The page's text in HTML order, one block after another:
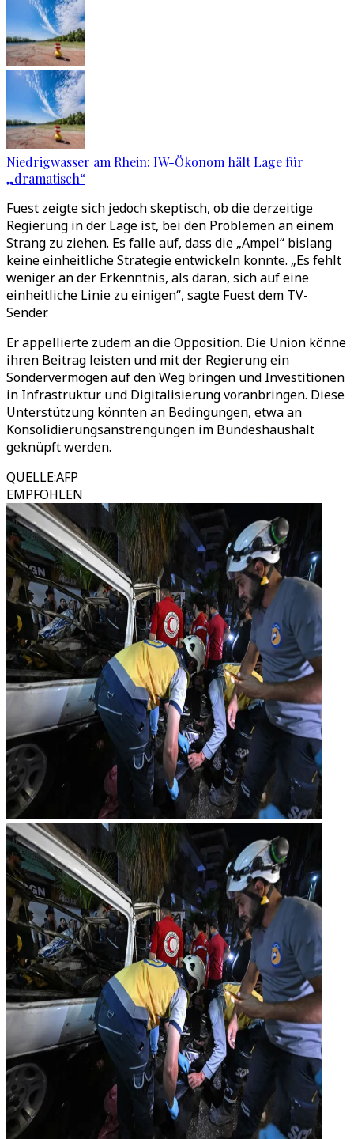
Niedrigwasser am Rhein: IW-Ökonom hält Lage für
„dramatisch“
Fuest zeigte sich jedoch skeptisch, ob die derzeitige
Regierung in der Lage ist, bei den Problemen an einem
Strang zu ziehen. Es falle auf, dass die „Ampel“ bislang
keine einheitliche Strategie entwickeln konnte. „Es fehlt
weniger an der Erkenntnis, als daran, sich auf eine
einheitliche Linie zu einigen“, sagte Fuest dem TV-
Sender.
Er appellierte zudem an die Opposition. Die Union könne
ihren Beitrag leisten und mit der Regierung ein
Sondervermögen auf den Weg bringen und Investitionen
in Infrastruktur und Digitalisierung voranbringen. Diese
Unterstützung könnten an Bedingungen, etwa an
Konsolidierungsanstrengungen im Bundeshaushalt
geknüpft werden.
QUELLE:AFP
EMPFOHLEN